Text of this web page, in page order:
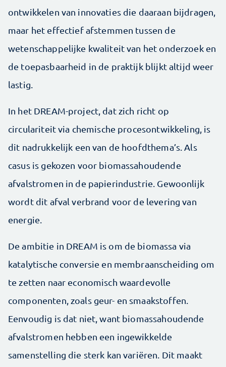
ontwikkelen van innovaties die daaraan bijdragen,
maar het effectief afstemmen tussen de
wetenschappelijke kwaliteit van het onderzoek en
de toepasbaarheid in de praktijk blijkt altijd weer
lastig.
In het DREAM-project, dat zich richt op
circulariteit via chemische procesontwikkeling, is
dit nadrukkelijk een van de hoofdthema’s. Als
casus is gekozen voor biomassahoudende
afvalstromen in de papierindustrie. Gewoonlijk
wordt dit afval verbrand voor de levering van
energie.
De ambitie in DREAM is om de biomassa via
katalytische conversie en membraanscheiding om
te zetten naar economisch waardevolle
componenten, zoals geur- en smaakstoffen.
Eenvoudig is dat niet, want biomassahoudende
afvalstromen hebben een ingewikkelde
samenstelling die sterk kan variëren. Dit maakt